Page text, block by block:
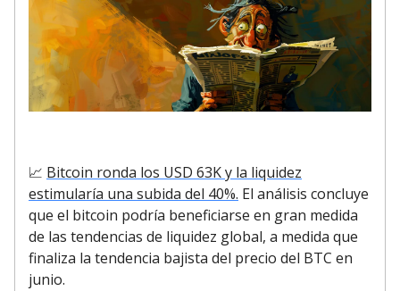
📈 Bitcoin ronda los USD 63K y la liquidez
estimularía una subida del 40%. El análisis concluye
que el bitcoin podría beneficiarse en gran medida
de las tendencias de liquidez global, a medida que
finaliza la tendencia bajista del precio del BTC en
junio.